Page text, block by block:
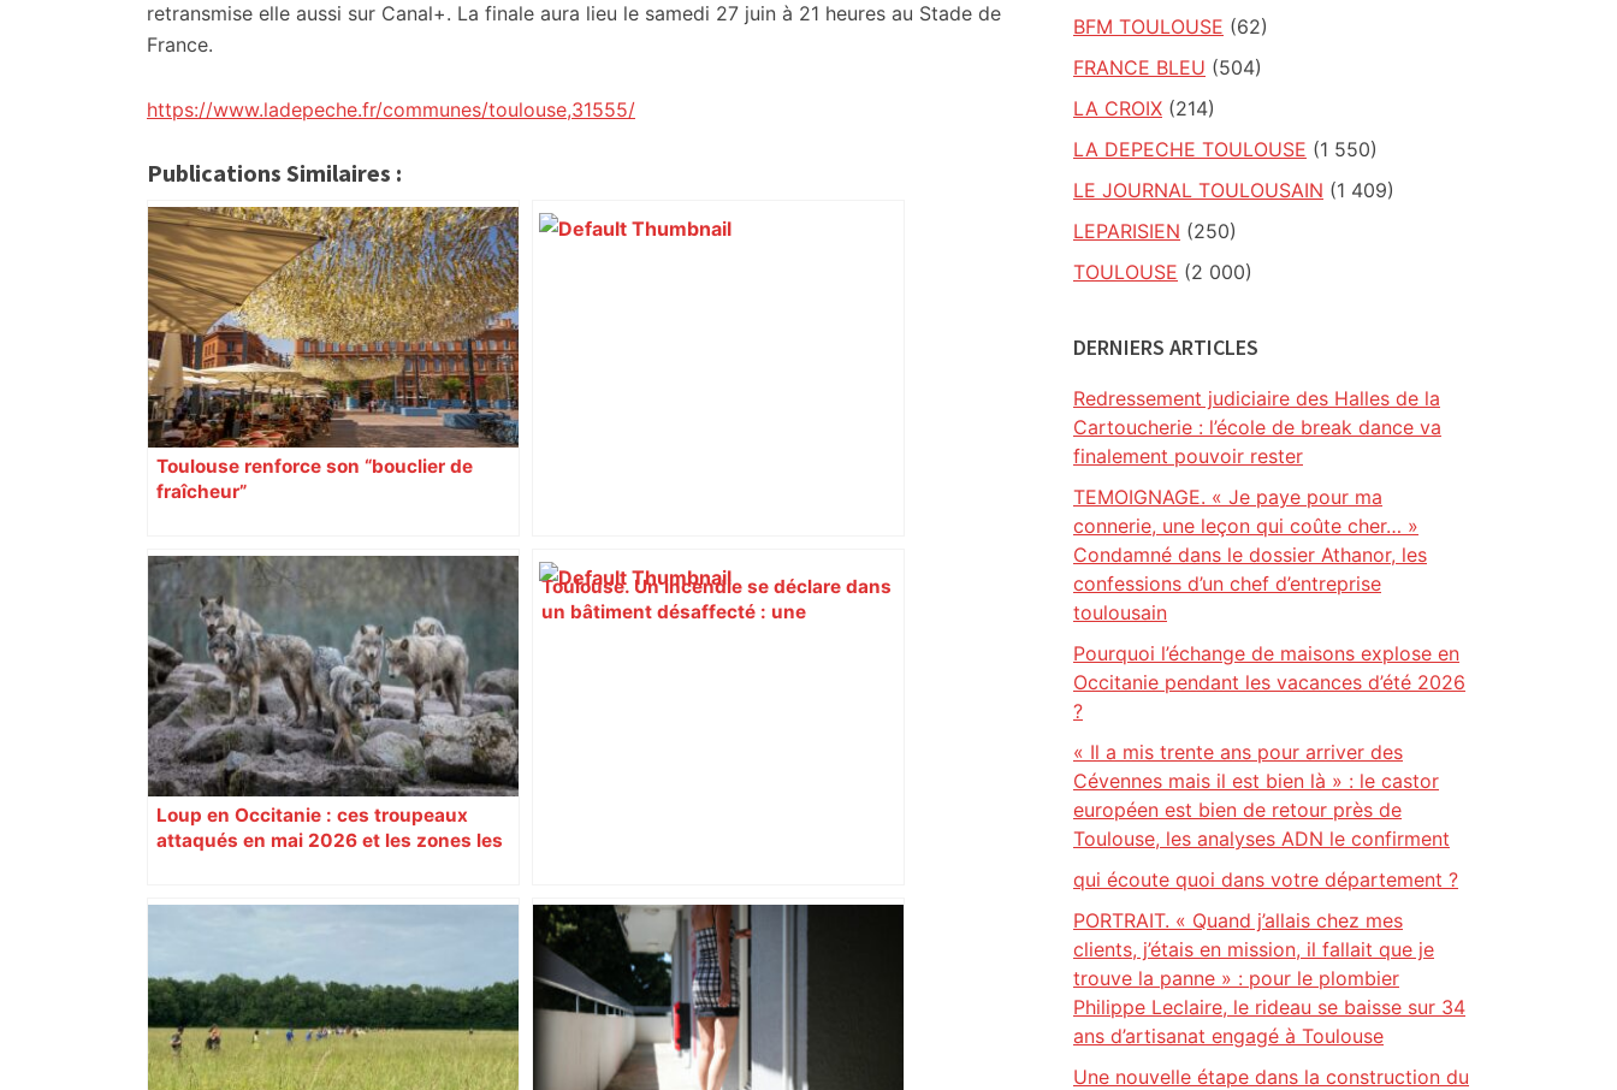
retransmise elle aussi sur Canal+. La finale aura lieu le samedi 27 juin à 21 heures au Stade de
France.
https://www.ladepeche.fr/communes/toulouse,31555/
Publications Similaires :
Toulouse renforce son “bouclier de
fraîcheur”
Toulouse. Un incendie se déclare dans
un bâtiment désaffecté : une
Loup en Occitanie : ces troupeaux
attaqués en mai 2026 et les zones les
Il se filme en train de brandir une arme
devant un hôpital de Toulouse : un
homme de 35 ans interpellé après une
fuite en trottinette – ladepeche.fr
BFM TOULOUSE (62)
FRANCE BLEU (504)
LA CROIX (214)
LA DEPECHE TOULOUSE (1 550)
LE JOURNAL TOULOUSAIN (1 409)
LEPARISIEN (250)
TOULOUSE (2 000)
DERNIERS ARTICLES
Redressement judiciaire des Halles de la
Cartoucherie : l’école de break dance va
finalement pouvoir rester
TEMOIGNAGE. « Je paye pour ma
connerie, une leçon qui coûte cher… »
Condamné dans le dossier Athanor, les
confessions d’un chef d’entreprise
toulousain
Pourquoi l’échange de maisons explose en
Occitanie pendant les vacances d’été 2026
?
« Il a mis trente ans pour arriver des
Cévennes mais il est bien là » : le castor
européen est bien de retour près de
Toulouse, les analyses ADN le confirment
qui écoute quoi dans votre département ?
PORTRAIT. « Quand j’allais chez mes
clients, j’étais en mission, il fallait que je
trouve la panne » : pour le plombier
Philippe Leclaire, le rideau se baisse sur 34
ans d’artisanat engagé à Toulouse
Une nouvelle étape dans la construction du